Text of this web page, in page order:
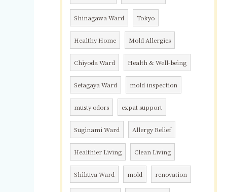
Shinagawa Ward Tokyo
Healthy Home Mold Allergies
Chiyoda Ward Health & Well-being
Setagaya Ward mold inspection
musty odors expat support
Suginami Ward Allergy Relief
Healthier Living Clean Living
Shibuya Ward mold renovation